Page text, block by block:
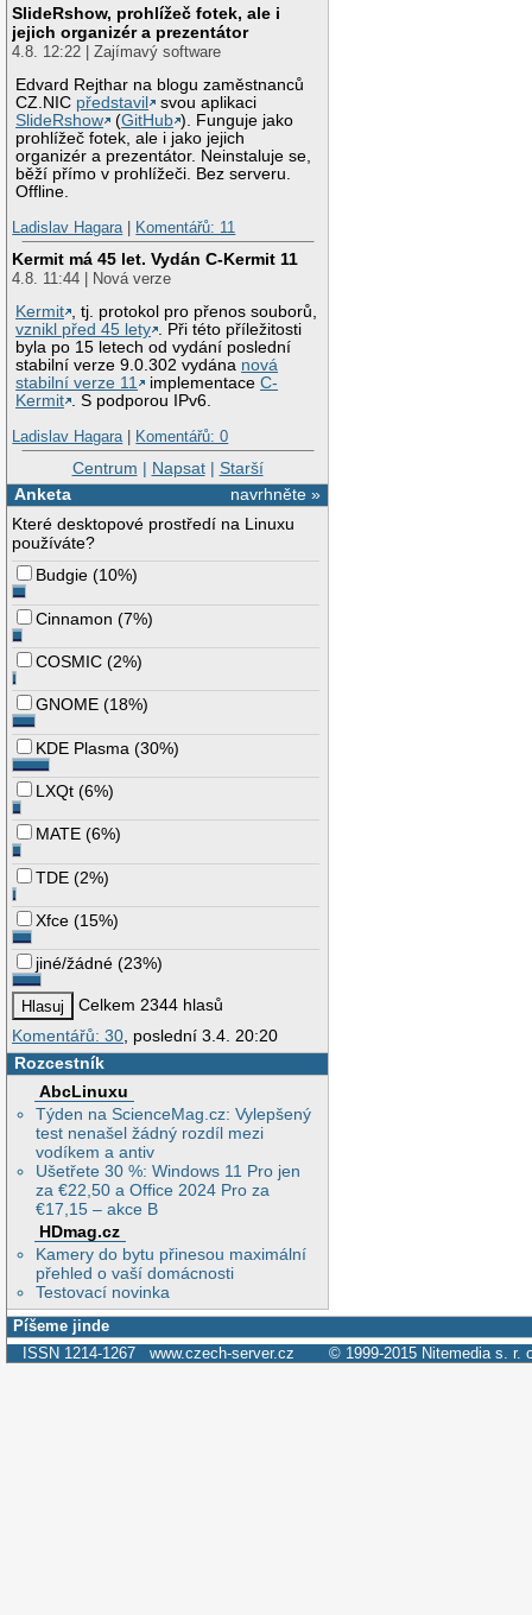
SlideRshow, prohlížeč fotek, ale i
jejich organizér a prezentátor
4.8. 12:22 | Zajímavý software
Edvard Rejthar na blogu zaměstnanců
CZ.NIC představil
svou aplikaci
SlideRshow
(GitHub ). Funguje jako
prohlížeč fotek, ale i jako jejich
organizér a prezentátor. Neinstaluje se,
běží přímo v prohlížeči. Bez serveru.
Offline.
Ladislav Hagara| Komentářů: 11
Kermit má 45 let. Vydán C-Kermit 11
4.8. 11:44 | Nová verze
Kermit , tj. protokol pro přenos souborů,
vznikl před 45 lety . Při této příležitosti
byla po 15 letech od vydání poslední
stabilní verze 9.0.302 vydána nová
stabilní verze 11
implementaceC-
Kermit . S podporou IPv6.
Ladislav Hagara| Komentářů: 0
Centrum | Napsat| Starší
navrhněte »
Anketa
Které desktopové prostředí na Linuxu
používáte?
Budgie (10%)
Cinnamon (7%)
COSMIC (2%)
GNOME (18%)
KDE Plasma (30%)
LXQt (6%)
MATE (6%)
TDE (2%)
Xfce (15%)
jiné/žádné (23%)
Celkem 2344 hlasů
Komentářů: 30 , poslední 3.4. 20:20
Rozcestník
AbcLinuxu
Týden na ScienceMag.cz: Vylepšený
test nenašel žádný rozdíl mezi
vodíkem a antiv
Ušetřete 30 %: Windows 11 Pro jen
za €22,50 a Office 2024 Pro za
€17,15 – akce B
HDmag.cz
Kamery do bytu přinesou maximální
přehled o vaší domácnosti
Testovací novinka
Píšeme jinde
ISSN 1214-1267 www.czech-server.cz © 1999-2015 Nitemedia s. r.